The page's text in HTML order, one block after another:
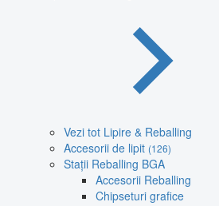
Vezi tot Lipire & Reballing
Accesorii de lipit (126)
Stații Reballing BGA
Accesorii Reballing
Chipseturi grafice